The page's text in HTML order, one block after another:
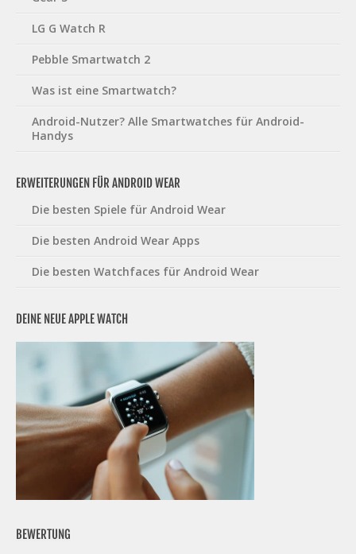
LG G Watch R
Pebble Smartwatch 2
Was ist eine Smartwatch?
Android-Nutzer? Alle Smartwatches für Android-
Handys
ERWEITERUNGEN FÜR ANDROID WEAR
Die besten Spiele für Android Wear
Die besten Android Wear Apps
Die besten Watchfaces für Android Wear
DEINE NEUE APPLE WATCH
BEWERTUNG